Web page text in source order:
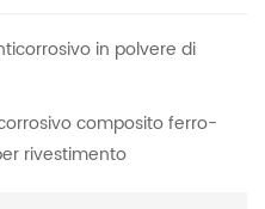
in polvere di
composito ferro-
rivestimento